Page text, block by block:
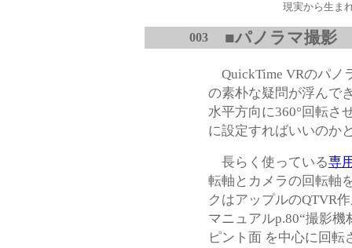
現実から生ま
003 ■パノラマ撮影
QuickTime VRのパノ
の素朴な疑問が浮んで
水平方向に360°回転さ
に設定すればいいのか
長らく使っている専
転軸とカメラの回転軸
クはアップルのQTVR
マニュアルp.80“撮影
ピント面 を中心に回